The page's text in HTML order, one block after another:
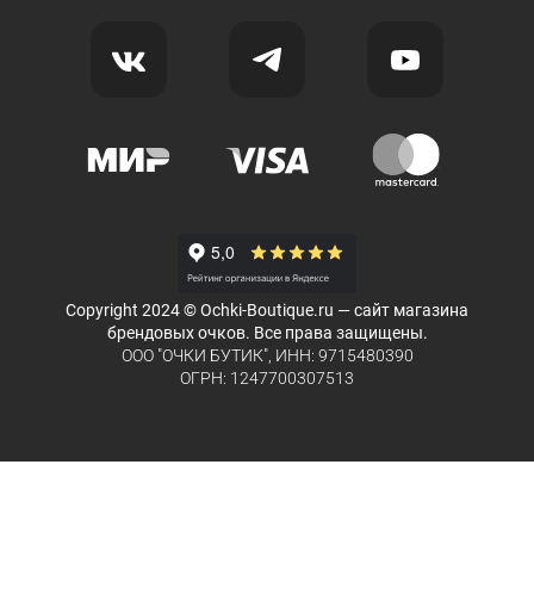
Copyright 2024 © Ochki-Boutique.ru — сайт магазина
брендовых очков. Все права защищены.
ООО "ОЧКИ БУТИК", ИНН: 9715480390
ОГРН: 1247700307513